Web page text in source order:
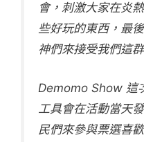
會，刺激大家在炎
些好玩的東西，最
神們來接受我們這
Demomo Show 這
工具會在活動當天
民們來參與票選喜